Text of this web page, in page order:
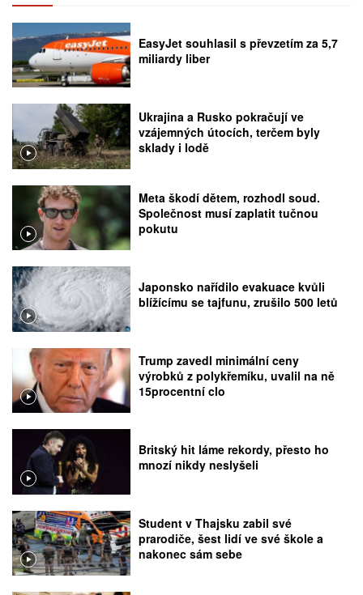
EasyJet souhlasil s převzetím za 5,7
miliardy liber
Ukrajina a Rusko pokračují ve
vzájemných útocích, terčem byly
sklady i lodě
Meta škodí dětem, rozhodl soud.
Společnost musí zaplatit tučnou
pokutu
Japonsko nařídilo evakuace kvůli
blížícímu se tajfunu, zrušilo 500 letů
Trump zavedl minimální ceny
výrobků z polykřemíku, uvalil na ně
15procentní clo
Britský hit láme rekordy, přesto ho
mnozí nikdy neslyšeli
Student v Thajsku zabil své
prarodiče, šest lidí ve své škole a
nakonec sám sebe